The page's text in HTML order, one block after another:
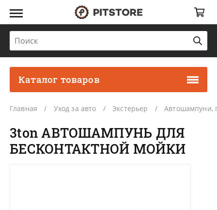
Каталог товаров
Главная Уход за авто Экстерьер Автошампуни,
3ton АВТОШАМПУНЬ ДЛЯ
БЕСКОНТАКТНОЙ МОЙКИ